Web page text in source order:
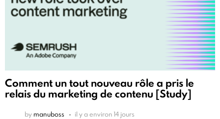
Comment un tout nouveau rôle a pris le
relais du marketing de contenu [Study]
by manuboss il y a environ 14 jours